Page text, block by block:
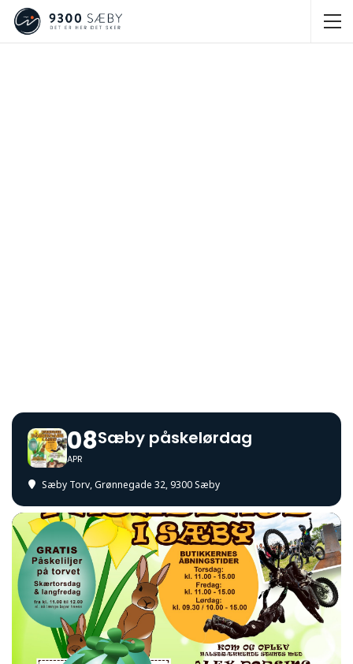
08
APR
Sæby påskelørdag
Sæby Torv, Grønnegade 32, 9300 Sæby